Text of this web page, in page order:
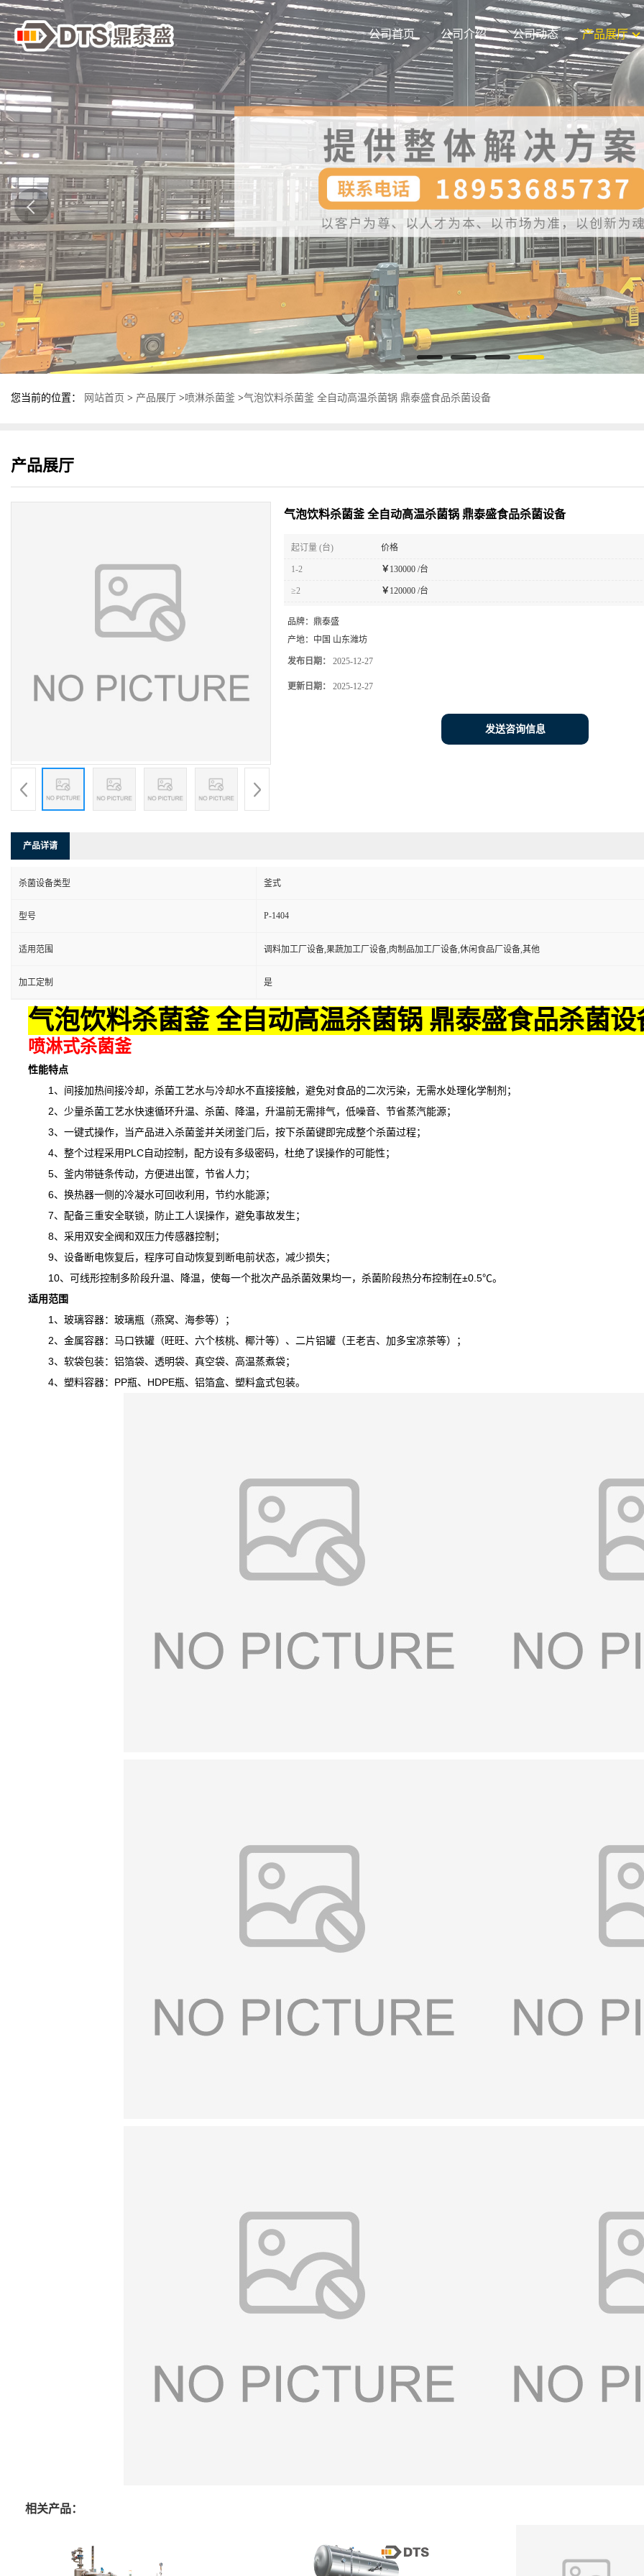
公司首页 公司介绍 公司动态 产品展厅
您当前的位置： 网站首页 > 产品展厅 >喷淋杀菌釜 >气泡饮料杀菌釜 全自动高温杀菌锅 鼎泰盛食品杀菌设备
产品展厅
气泡饮料杀菌釜 全自动高温杀菌锅 鼎泰盛食品杀菌设备
起订量 (台) 价格
1-2 ￥ 130000 /台
≥2 ￥ 120000 /台
品牌： 鼎泰盛
产地： 中国 山东潍坊
发布日期： 2025-12-27
更新日期： 2025-12-27
发送咨询信息
产品详请
杀菌设备类型 釜式
型号 P-1404
适用范围 调料加工厂设备,果蔬加工厂设备,肉制品加工厂设备,休闲食品厂设备,其他
加工定制 是
气泡饮料杀菌釜 全自动高温杀菌锅 鼎泰盛食品杀菌设
喷淋式杀菌釜
性能特点
1、间接加热间接冷却，杀菌工艺水与冷却水不直接接触，避免对食品的二次污染，无需水处理化学制剂；
2、少量杀菌工艺水快速循环升温、杀菌、降温，升温前无需排气，低噪音、节省蒸汽能源；
3、一键式操作，当产品进入杀菌釜并关闭釜门后，按下杀菌键即完成整个杀菌过程；
4、整个过程采用PLC自动控制，配方设有多级密码，杜绝了误操作的可能性；
5、釜内带链条传动，方便进出筐，节省人力；
6、换热器一侧的冷凝水可回收利用，节约水能源；
7、配备三重安全联锁，防止工人误操作，避免事故发生；
8、采用双安全阀和双压力传感器控制；
9、设备断电恢复后，程序可自动恢复到断电前状态，减少损失；
10、可线形控制多阶段升温、降温， 使每一个批次产品杀菌效果均一，杀菌阶段热分布控制在±0.5℃。
适用范围
1、玻璃容器：玻璃瓶（燕窝、海参等）；
2、金属容器：马口铁罐（旺旺、六个核桃、椰汁等）、二片铝罐（王老吉、加多宝凉茶等）；
3、软袋包装：铝箔袋、透明袋、真空袋、高温蒸煮袋；
4、塑料容器：PP瓶、HDPE瓶、铝箔盒、塑料盒式包装。
相关产品：